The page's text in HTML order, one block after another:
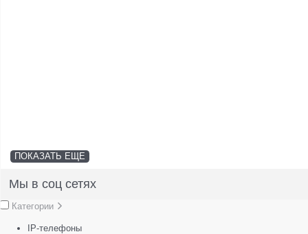
ПОКАЗАТЬ ЕЩЕ
Мы в соц сетях
Категории
IP-телефоны